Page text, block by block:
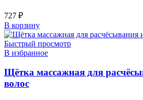
727 ₽
В корзину
Быстрый просмотр
В избранное
Щётка массажная для
волос